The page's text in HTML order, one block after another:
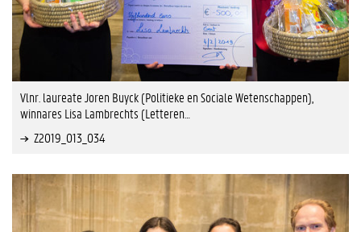
Vlnr. laureate Joren Buyck (Politieke en Sociale Wetenschappen),
winnares Lisa Lambrechts (Letteren…
Z2019_013_034